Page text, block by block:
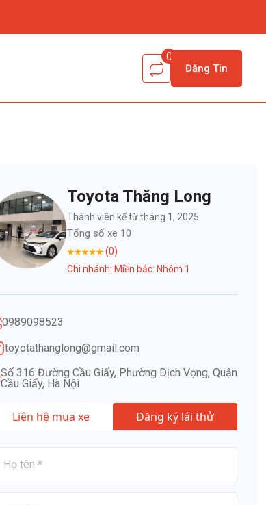
0
Đăng Tin
Toyota Thăng Long
Thành viên kể từ tháng 1, 2025
Tổng số xe 10
(0)
Chi nhánh: Miền bắc: Nhóm 1
0989098523
toyotathanglong@gmail.com
Số 316 Đường Cầu Giấy, Phường Dịch Vọng, Quận
Cầu Giấy, Hà Nội
Liên hệ mua xe Đăng ký lái thử